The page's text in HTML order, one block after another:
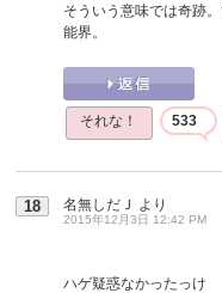
そういう意味では奇跡
能界。
それな！ 533
18 名無しだＪ より
2015年12月3日 12:42 PM
ハゲ疑惑なかったっけ